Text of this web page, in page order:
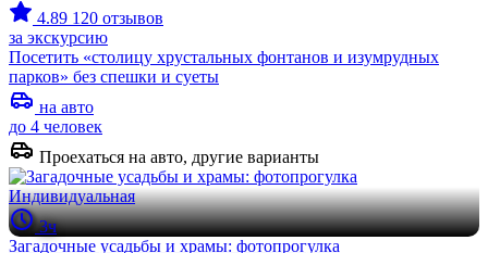
4.89 120 отзывов
за экскурсию
Посетить «столицу хрустальных фонтанов и изумрудных
парков» без спешки и суеты
на авто
до 4 человек
Проехаться на авто, другие варианты
Индивидуальная
3ч
Загадочные усадьбы и храмы: фотопрогулка